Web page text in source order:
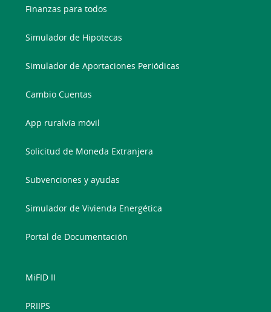
Finanzas para todos
Simulador de Hipotecas
Simulador de Aportaciones Periódicas
Cambio Cuentas
App ruralvía móvil
Solicitud de Moneda Extranjera
Subvenciones y ayudas
Simulador de Vivienda Energética
Portal de Documentación
MiFID II
PRIIPS